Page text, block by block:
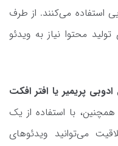
استفاده می‌کنند. از طرف
محتوا نیاز به ویدئو
پریمیر یا افتر افکت
با استفاده از یک
می‌توانید ویدئوهای